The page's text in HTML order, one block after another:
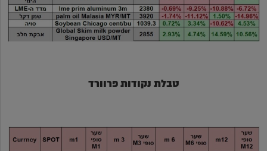
טבלת נקודות פרוורד